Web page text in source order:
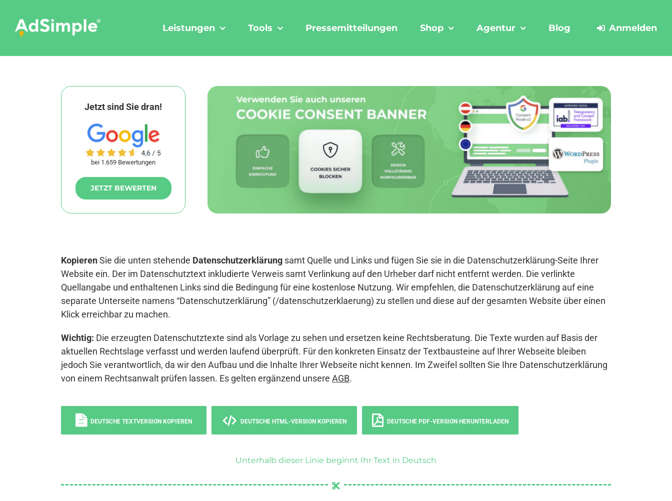
content
Leistungen Tools Pressemitteilungen Shop Agentur Blog Anmelden
Jetzt sind Sie dran!
bei 1.659 Bewertungen
JETZT BEWERTEN
KopierenSie die unten stehende Datenschutzerklärung samt Quelle und Links und fügen Sie sie in die Datenschutzerklärung-Seite Ihrer
Website ein. Der im Datenschutztext inkludierte Verweis samt Verlinkung auf den Urheber darf nicht entfernt werden. Die verlinkte
Quellangabe und enthaltenen Links sind die Bedingung für eine kostenlose Nutzung. Wir empfehlen, die Datenschutzerklärung auf eine
separate Unterseite namens “Datenschutzerklärung” (/datenschutzerklaerung) zu stellen und diese auf der gesamten Website über einen
Klick erreichbar zu machen.
Wichtig: Die erzeugten Datenschutztexte sind als Vorlage zu sehen und ersetzen keine Rechtsberatung. Die Texte wurden auf Basis der
aktuellen Rechtslage verfasst und werden laufend überprüft. Für den konkreten Einsatz der Textbausteine auf Ihrer Webseite bleiben
jedoch Sie verantwortlich, da wir den Aufbau und die Inhalte Ihrer Webseite nicht kennen. Im Zweifel sollten Sie Ihre Datenschutzerklärung
von einem Rechtsanwalt prüfen lassen. Es gelten ergänzend unsere AGB.
DEUTSCHE TEXTVERSION KOPIEREN DEUTSCHE HTML-VERSION KOPIEREN DEUTSCHE PDF-VERSION HERUNTERLADEN
Unterhalb dieser Linie beginnt Ihr Text in Deutsch